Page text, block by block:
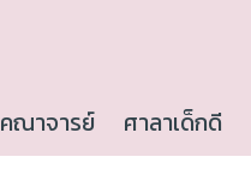
คณาจารย์ ศาลาเด็กดี